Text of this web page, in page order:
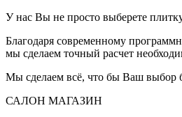
У нас Вы не просто выберете
Благодаря современному
мы сделаем точный расчет
Мы сделаем всё, что бы Ваш выбор
САЛОН МАГАЗИН